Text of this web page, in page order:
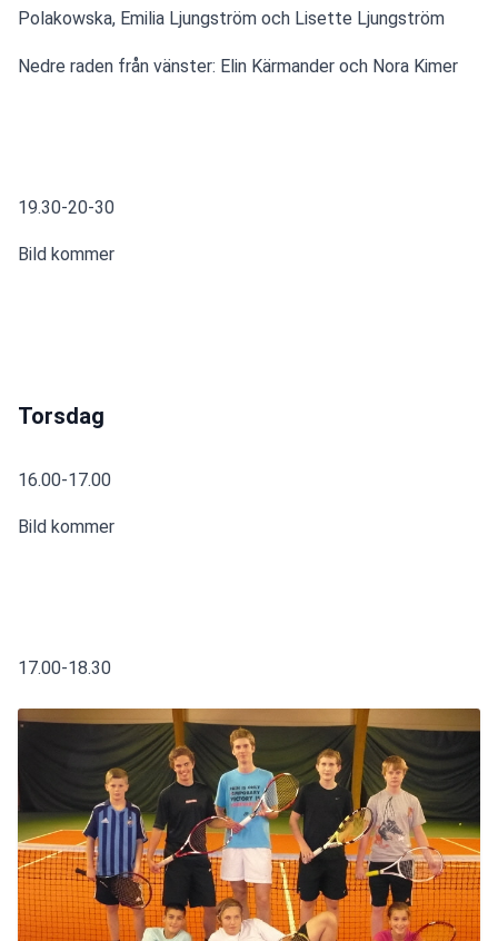
Polakowska, Emilia Ljungström och Lisette Ljungström
Nedre raden från vänster: Elin Kärmander och Nora Kimer
19.30-20-30
Bild kommer
Torsdag
16.00-17.00
Bild kommer
17.00-18.30